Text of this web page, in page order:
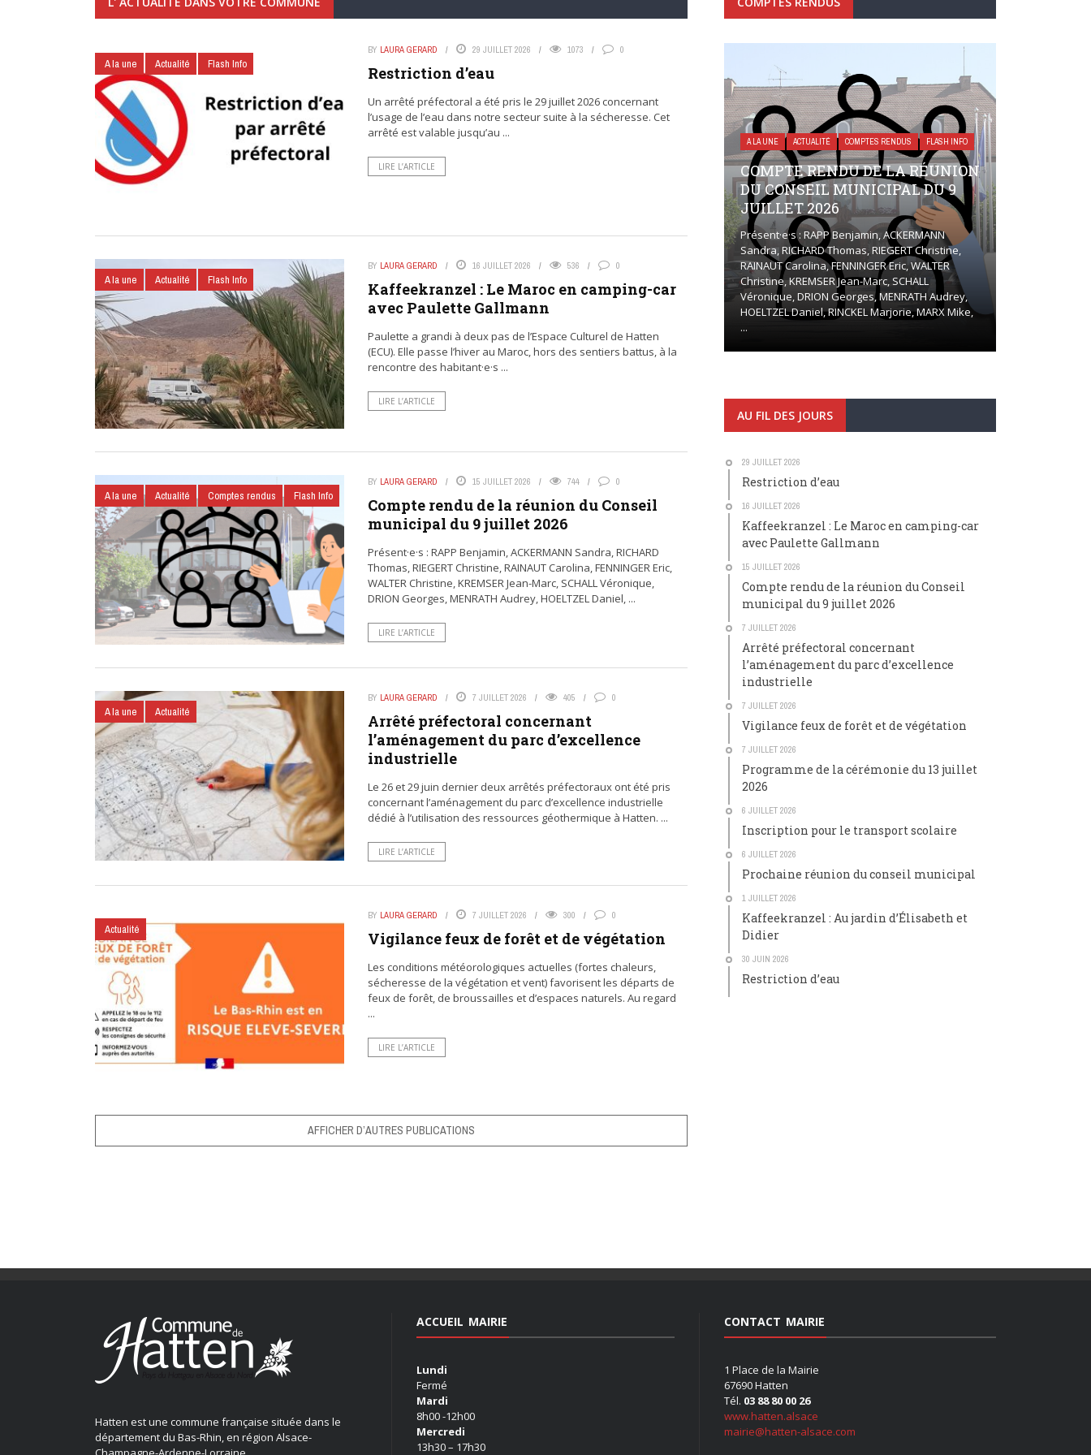
A la une Actualité Flash Info
BY LAURA GERARD 29 JUILLET 2026 1073 0
Restriction d’eau
Un arrêté préfectoral a été pris le 29 juillet 2026 concernant
l’usage de l’eau dans notre secteur suite à la sécheresse. Cet
arrêté est valable jusqu’au ...
LIRE L’ARTICLE
A la une Actualité Flash Info
BY LAURA GERARD 16 JUILLET 2026 536 0
Kaffeekranzel : Le Maroc en camping-car
avec Paulette Gallmann
Paulette a grandi à deux pas de l’Espace Culturel de Hatten
(ECU). Elle passe l’hiver au Maroc, hors des sentiers battus, à la
rencontre des habitant·e·s ...
LIRE L’ARTICLE
A la une Actualité Comptes rendus Flash Info
BY LAURA GERARD 15 JUILLET 2026 744 0
Compte rendu de la réunion du Conseil
municipal du 9 juillet 2026
Présent·e·s : RAPP Benjamin, ACKERMANN Sandra, RICHARD
Thomas, RIEGERT Christine, RAINAUT Carolina, FENNINGER Eric,
WALTER Christine, KREMSER Jean-Marc, SCHALL Véronique,
DRION Georges, MENRATH Audrey, HOELTZEL Daniel, ...
LIRE L’ARTICLE
A la une Actualité
BY LAURA GERARD 7 JUILLET 2026 405 0
Arrêté préfectoral concernant
l’aménagement du parc d’excellence
industrielle
Le 26 et 29 juin dernier deux arrêtés préfectoraux ont été pris
concernant l’aménagement du parc d’excellence industrielle
dédié à l’utilisation des ressources géothermique à Hatten. ...
LIRE L’ARTICLE
Actualité
BY LAURA GERARD 7 JUILLET 2026 300 0
Vigilance feux de forêt et de végétation
Les conditions météorologiques actuelles (fortes chaleurs,
sécheresse de la végétation et vent) favorisent les départs de
feux de forêt, de broussailles et d’espaces naturels. Au regard
...
LIRE L’ARTICLE
AFFICHER D’AUTRES PUBLICATIONS
A LA UNE ACTUALITÉ COMPTES RENDUS FLASH INFO
COMPTE RENDU DE LA RÉUNION
DU CONSEIL MUNICIPAL DU 9
JUILLET 2026
Présent·e·s : RAPP Benjamin, ACKERMANN
Sandra, RICHARD Thomas, RIEGERT Christine,
RAINAUT Carolina, FENNINGER Eric, WALTER
Christine, KREMSER Jean-Marc, SCHALL
Véronique, DRION Georges, MENRATH Audrey,
HOELTZEL Daniel, RINCKEL Marjorie, MARX Mike,
...
AU FIL DES JOURS
29 JUILLET 2026
Restriction d’eau
16 JUILLET 2026
Kaffeekranzel : Le Maroc en camping-car
avec Paulette Gallmann
15 JUILLET 2026
Compte rendu de la réunion du Conseil
municipal du 9 juillet 2026
7 JUILLET 2026
Arrêté préfectoral concernant
l’aménagement du parc d’excellence
industrielle
7 JUILLET 2026
Vigilance feux de forêt et de végétation
7 JUILLET 2026
Programme de la cérémonie du 13 juillet
2026
6 JUILLET 2026
Inscription pour le transport scolaire
6 JUILLET 2026
Prochaine réunion du conseil municipal
1 JUILLET 2026
Kaffeekranzel : Au jardin d’Élisabeth et
Didier
30 JUIN 2026
Restriction d’eau
Hatten est une commune française située dans le
département du Bas-Rhin, en région Alsace-
ACCUEIL MAIRIE
Lundi
Fermé
Mardi
8h00 -12h00
Mercredi
13h30 – 17h30
CONTACT MAIRIE
1 Place de la Mairie
67690 Hatten
Tél. 03 88 80 00 26
www.hatten.alsace
mairie@hatten-alsace.com